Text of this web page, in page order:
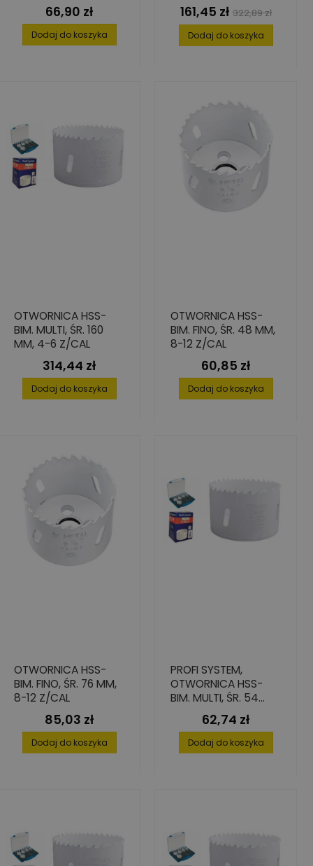
Cena
66,90 zł
Dodaj do koszyka
Cena
161,45 zł Cena
podstawowa
322,89 zł
Dodaj do koszyka
OTWORNICA HSS-
BIM. MULTI, ŚR. 160
MM, 4-6 Z/CAL
Cena
314,44 zł
Dodaj do koszyka
OTWORNICA HSS-
BIM. FINO, ŚR. 48 MM,
8-12 Z/CAL
Cena
60,85 zł
Dodaj do koszyka
OTWORNICA HSS-
BIM. FINO, ŚR. 76 MM,
8-12 Z/CAL
Cena
85,03 zł
Dodaj do koszyka
PROFI SYSTEM,
OTWORNICA HSS-
BIM. MULTI, ŚR. 54
MM, 4-6 Z/CAL
Cena
62,74 zł
Dodaj do koszyka